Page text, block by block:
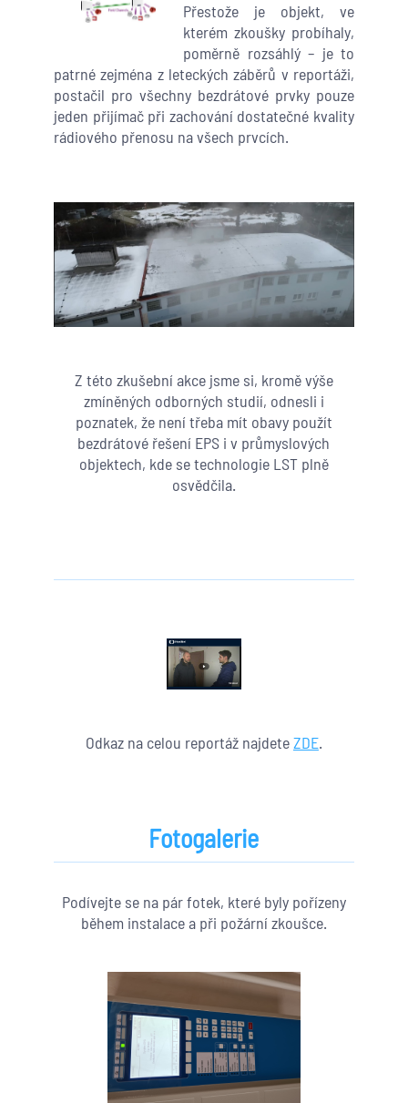
Přestože je objekt, ve
kterém zkoušky probíhaly,
poměrně rozsáhlý – je to
patrné zejména z leteckých záběrů v reportáži,
postačil pro všechny bezdrátové prvky pouze
jeden přijímač při zachování dostatečné kvality
rádiového přenosu na všech prvcích.
Z této zkušební akce jsme si, kromě výše
zmíněných odborných studií, odnesli i
poznatek, že není třeba mít obavy použít
bezdrátové řešení EPS i v průmyslových
objektech, kde se technologie LST plně
osvědčila.
Odkaz na celou reportáž najdeteZDE.
Fotogalerie
Podívejte se na pár fotek, které byly pořízeny
během instalace a při požární zkoušce.